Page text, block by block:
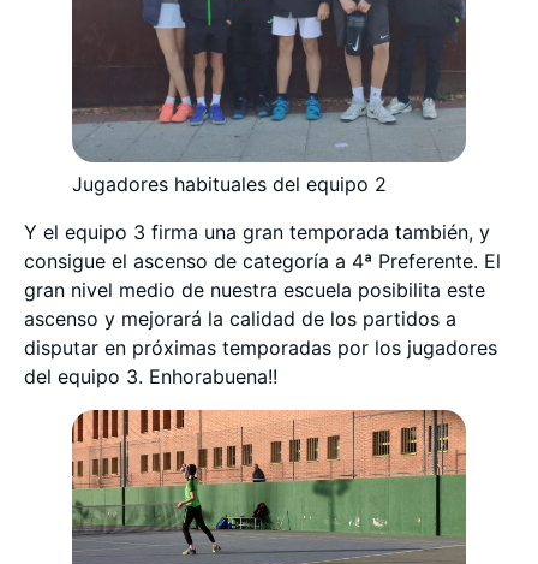
Jugadores habituales del equipo 2
Y el equipo 3 firma una gran temporada también, y
consigue el ascenso de categoría a 4ª Preferente. El
gran nivel medio de nuestra escuela posibilita este
ascenso y mejorará la calidad de los partidos a
disputar en próximas temporadas por los jugadores
del equipo 3. Enhorabuena!!